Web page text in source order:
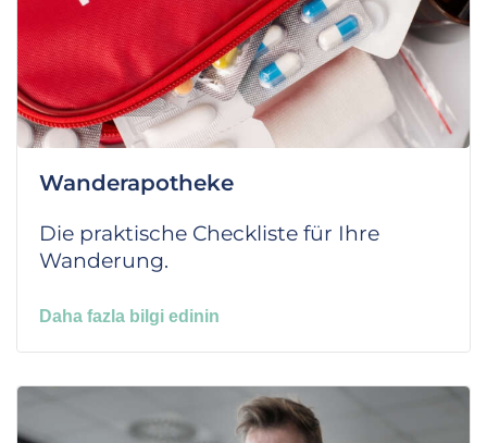
Wanderapotheke
Die praktische Checkliste für Ihre
Wanderung.
Daha fazla bilgi edinin